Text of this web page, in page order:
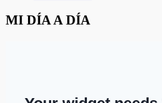
MI DÍA A DÍA